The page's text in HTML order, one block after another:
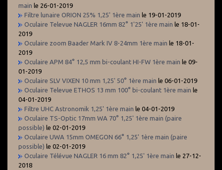
main le 26-01-2019
Filtre lunaire ORION 25% 1,25' 1ère main le 19-01-2019
Oculaire Televue NAGLER 16mm 82° 1'25' 1ère main le 18-01-
2019
Oculaire zoom Baader Mark IV 8-24mm 1ère main le 18-01-
2019
Oculaire APM 84° 12,5 mm bi-coulant HI-FW 1ère main le 09-
01-2019
Oculaire SLV VIXEN 10 mm 1,25' 50° 1ère main le 06-01-2019
Oculaire Televue ETHOS 13 mm 100° bi-coulant 1ère main le
04-01-2019
Filtre UHC Astronomik 1,25' 1ère main le 04-01-2019
Oculaire TS-Optic 17mm WA 70° 1,25' 1ère main (paire
possible) le 02-01-2019
Oculaire UWA 15mm OMEGON 66° 1,25' 1ère main (paire
possible) le 02-01-2019
Oculaire Télévue NAGLER 16 mm 82° 1,25' 1ère main le 27-12-
2018